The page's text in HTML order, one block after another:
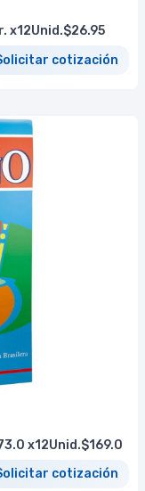
x12Unid.$26.95
cotización
x12Unid.$169.0
cotización